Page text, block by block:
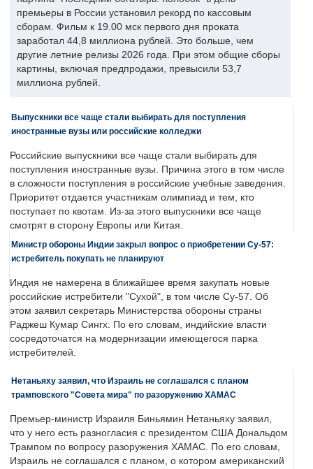
премьеры в России установил рекорд по кассовым
сборам. Фильм к 19.00 мск первого дня проката
заработал 44,8 миллиона рублей. Это больше, чем
другие летние релизы 2026 года. При этом общие сборы
картины, включая предпродажи, превысили 53,7
миллиона рублей.
Выпускники все чаще стали выбирать для поступления
иностранные вузы или российские колледжи
Российские выпускники все чаще стали выбирать для
поступления иностранные вузы. Причина этого в том числе
в сложности поступления в российские учебные заведения.
Приоритет отдается участникам олимпиад и тем, кто
поступает по квотам. Из-за этого выпускники все чаще
смотрят в сторону Европы или Китая.
Министр обороны Индии закрыл вопрос о приобретении Су-57:
истребитель покупать не планируют
Индия не намерена в ближайшее время закупать новые
российские истребители "Сухой", в том числе Су-57. Об
этом заявил секретарь Министерства обороны страны
Раджеш Кумар Сингх. По его словам, индийские власти
сосредоточатся на модернизации имеющегося парка
истребителей.
Нетаньяху заявил, что Израиль не соглашался с планом
трамповского "Совета мира" по разоружению ХАМАС
Премьер-министр Израиля Биньямин Нетаньяху заявил,
что у него есть разногласия с президентом США Дональдом
Трампом по вопросу разоружения ХАМАС. По его словам,
Израиль не соглашался с планом, о котором американский